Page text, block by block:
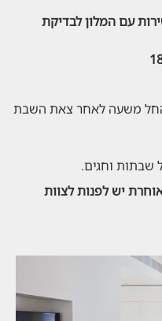
עם המלון לבדיקת
משעה לאחר צאת השבת
יש לפנות לצוות